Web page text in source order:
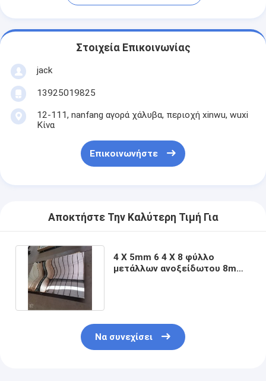
Στοιχεία Επικοινωνίας
jack
13925019825
12-111, nanfang αγορά χάλυβα, περιοχή xinwu, wuxi
Κίνα
Επικοινωνήστε
Αποκτήστε Την Καλύτερη Τιμή Για
4 X 5mm 6 4 X 8 φύλλο
μετάλλων ανοξείδωτου 8mm
Να συνεχίσει